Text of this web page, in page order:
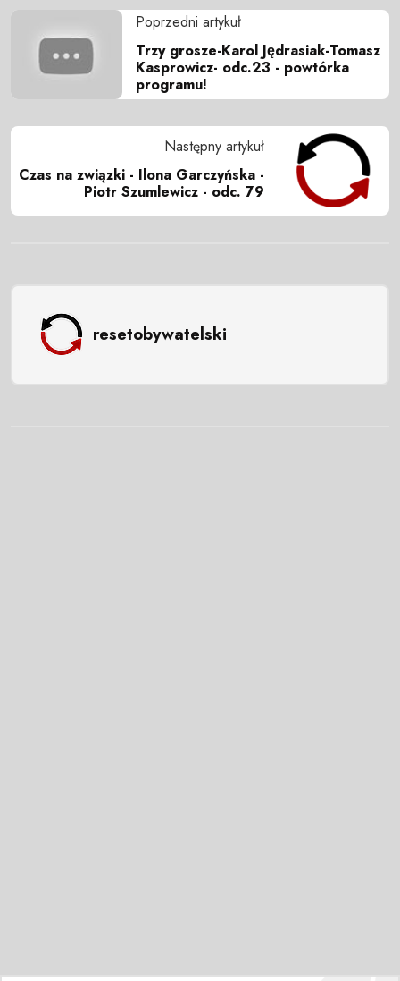
Poprzedni artykuł
Trzy grosze-Karol Jędrasiak-Tomasz
Kasprowicz- odc.23 - powtórka
programu!
Następny artykuł
Czas na związki - Ilona Garczyńska -
Piotr Szumlewicz - odc. 79
resetobywatelski